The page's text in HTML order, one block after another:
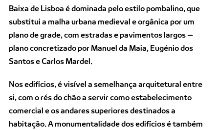
Baixa de Lisboa é dominada pelo estilo pombalino, que
substitui a malha urbana medieval e orgânica por um
plano de grade, com estradas e pavimentos largos —
plano concretizado por Manuel da Maia, Eugénio dos
Santos e Carlos Mardel.
Nos edifícios, é visível a semelhança arquitetural entre
si, com o rés do chão a servir como estabelecimento
comercial e os andares superiores destinados a
habitação. A monumentalidade dos edifícios é também